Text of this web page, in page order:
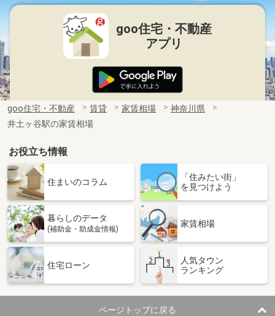
goo住宅・不動産
アプリ
goo住宅・不動産 賃貸 家賃相場
神奈川県
井土ヶ谷駅の家賃相場
お役立ち情報
住まいのコラム
「住みたい街」
を見つけよう
暮らしのデータ
(補助金・助成金情報)
家賃相場
住宅ローン
人気タウン
ランキング
ページトップに戻る